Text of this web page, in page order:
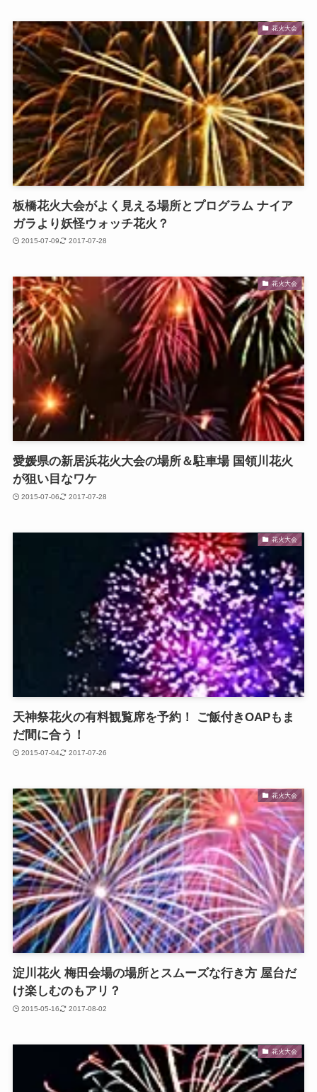
花火大会
板橋花火大会がよく見える場所とプログラム ナイア
ガラより妖怪ウォッチ花火？
2015-07-09 2017-07-28
花火大会
愛媛県の新居浜花火大会の場所＆駐車場 国領川花火
が狙い目なワケ
2015-07-06 2017-07-28
花火大会
天神祭花火の有料観覧席を予約！ ご飯付きOAPもま
だ間に合う！
2015-07-04 2017-07-26
花火大会
淀川花火 梅田会場の場所とスムーズな行き方 屋台だ
け楽しむのもアリ？
2015-05-16 2017-08-02
花火大会